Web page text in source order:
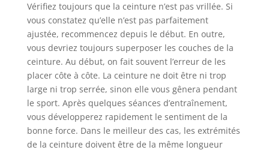
Vérifiez toujours que la ceinture n’est pas vrillée. Si
vous constatez qu’elle n’est pas parfaitement
ajustée, recommencez depuis le début. En outre,
vous devriez toujours superposer les couches de la
ceinture. Au début, on fait souvent l’erreur de les
placer côte à côte. La ceinture ne doit être ni trop
large ni trop serrée, sinon elle vous gênera pendant
le sport. Après quelques séances d’entraînement,
vous développerez rapidement le sentiment de la
bonne force. Dans le meilleur des cas, les extrémités
de la ceinture doivent être de la même longueur